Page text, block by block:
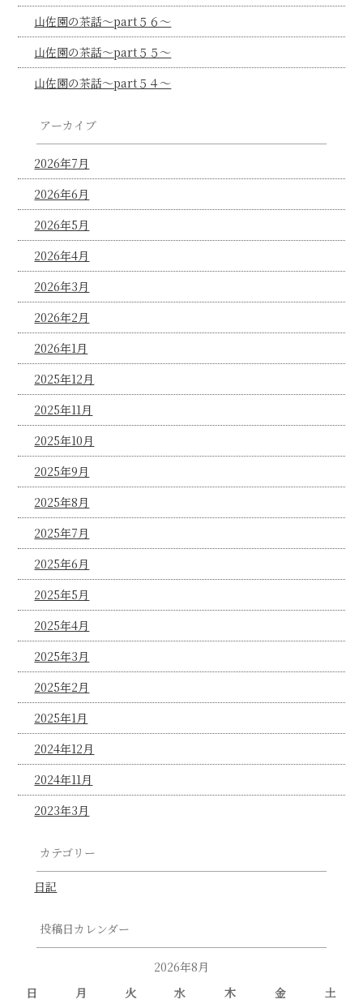
山佐園の茶話～part５６～
山佐園の茶話～part５５～
山佐園の茶話～part５４～
アーカイブ
2026年7月
2026年6月
2026年5月
2026年4月
2026年3月
2026年2月
2026年1月
2025年12月
2025年11月
2025年10月
2025年9月
2025年8月
2025年7月
2025年6月
2025年5月
2025年4月
2025年3月
2025年2月
2025年1月
2024年12月
2024年11月
2023年3月
カテゴリー
日記
投稿日カレンダー
2026年8月
日
月 火 水 木 金
土